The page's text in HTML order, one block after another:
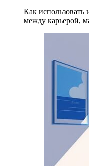
Как использовать
между карьерой,